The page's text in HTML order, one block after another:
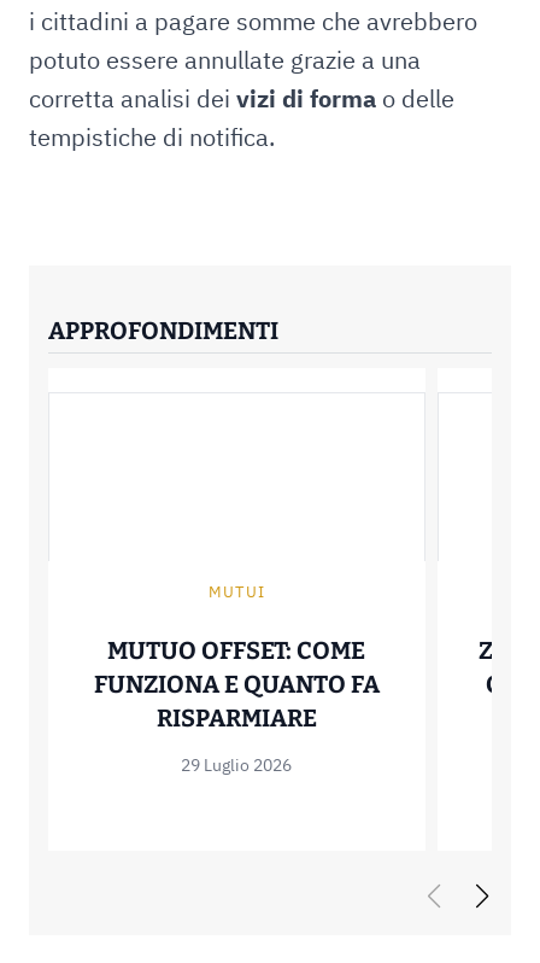
i cittadini a pagare somme che avrebbero
potuto essere annullate grazie a una
corretta analisi dei vizi di forma o delle
tempistiche di notifica.
APPROFONDIMENTI
MUTUI
MUTUO OFFSET: COME
FUNZIONA E QUANTO FA
RISPARMIAREMUTUO OFFSET:
29 Luglio 2026